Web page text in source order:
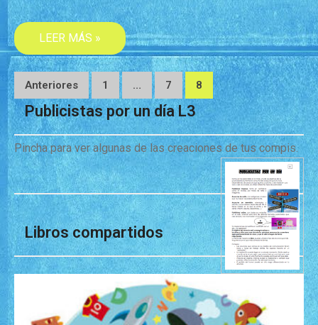
LEER MÁS »
Anteriores 1 … 7 8
Publicistas por un día L3
Pincha para ver algunas de las creaciones de tus compis.
Libros compartidos